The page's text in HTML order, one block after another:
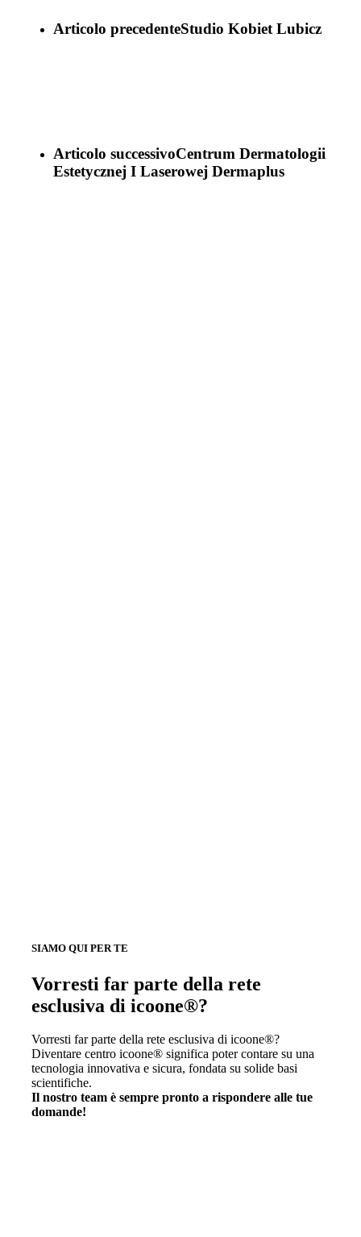
Articolo precedenteStudio Kobiet Lubicz
Articolo successivoCentrum Dermatologii
Estetycznej I Laserowej Dermaplus
SIAMO QUI PER TE
Vorresti far parte della rete
esclusiva di icoone®?
Vorresti far parte della rete esclusiva di icoone®?
Diventare centro icoone® significa poter contare su una
tecnologia innovativa e sicura, fondata su solide basi
scientifiche.
Il nostro team è sempre pronto a rispondere alle tue
domande!